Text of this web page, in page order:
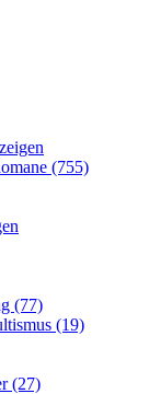
(755)
(77)
(19)
(27)